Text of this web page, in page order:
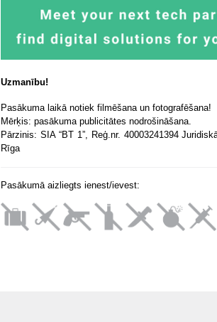
Uzmanību!
Pasākuma laikā notiek filmēšana un fotografēšana!
Mērķis: pasākuma publicitātes nodrošināšana.
Pārzinis: SIA “BT 1”, Reģ.nr. 40003241394
Rīga
Pasākumā aizliegts ienest/ievest: